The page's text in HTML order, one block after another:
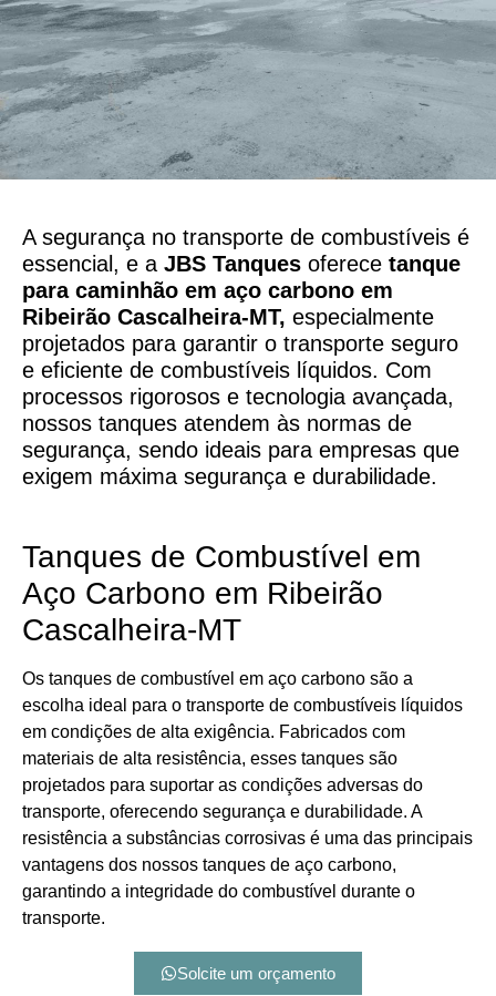
A segurança no transporte de combustíveis é
essencial, e a JBS Tanques oferece tanque
para caminhão em aço carbono em
Ribeirão Cascalheira-MT, especialmente
projetados para garantir o transporte seguro
e eficiente de combustíveis líquidos. Com
processos rigorosos e tecnologia avançada,
nossos tanques atendem às normas de
segurança, sendo ideais para empresas que
exigem máxima segurança e durabilidade.
Tanques de Combustível em
Aço Carbono em Ribeirão
Cascalheira-MT
Os tanques de combustível em aço carbono são a
escolha ideal para o transporte de combustíveis líquidos
em condições de alta exigência. Fabricados com
materiais de alta resistência, esses tanques são
projetados para suportar as condições adversas do
transporte, oferecendo segurança e durabilidade. A
resistência a substâncias corrosivas é uma das principais
vantagens dos nossos tanques de aço carbono,
garantindo a integridade do combustível durante o
transporte.
Solcite um orçamento